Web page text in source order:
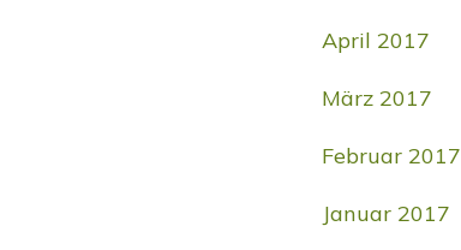
April 2017
März 2017
Februar 2017
Januar 2017